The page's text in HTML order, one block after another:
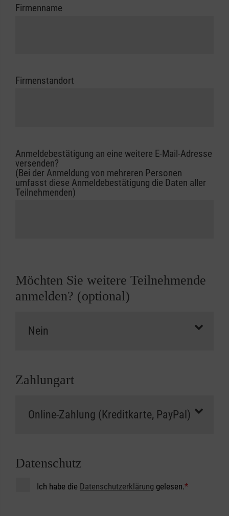
Firmenname
Firmenstandort
Anmeldebestätigung an eine weitere E-Mail-Adresse
versenden?
(Bei der Anmeldung von mehreren Personen
umfasst diese Anmeldebestätigung die Daten aller
Teilnehmenden)
Möchten Sie weitere Teilnehmende
anmelden? (optional)
Zahlungart
Datenschutz
Ich habe die Datenschutzerklärung gelesen.*